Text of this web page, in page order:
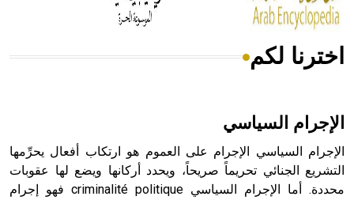
هل تعلم أن الأبسيد كلمة فرنسية اللفظ تم اعتمادها مصطلحاً
- هل تعلم أن أبجر Abgar اسم معروف جيداً يعود إلى عدد من
اخترنا لكم
الإجرام السياسي
الإجرام السياسي الإجرام على العموم هو ارتكاب أفعال يحرِّمها
التشريع الجنائي تحريماً صريحاً، ويحدد أركانها ويضع لها عقوبات
محددة. أما الإجرام السياسي criminalité politique فهو إجرام